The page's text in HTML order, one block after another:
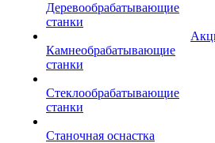
Деревообрабатывающие
станки
Камнеобрабатывающие
станки
Стеклообрабатывающие
станки
Станочная оснастка